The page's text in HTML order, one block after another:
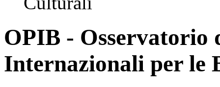
OPIB - Osservatorio
Internazionali per le